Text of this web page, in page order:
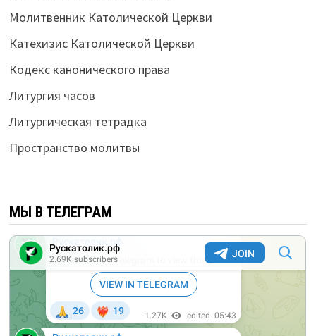
Молитвенник Католической Церкви
Катехизис Католической Церкви
Кодекс канонического права
Литургия часов
Литургическая тетрадка
Пространство молитвы
МЫ В ТЕЛЕГРАМ